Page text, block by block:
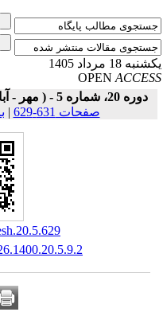
18 مرداد 1405
OPEN
دوره 20، شماره 5 - ( مهر - آبان 1400 )
صفحات 631-629
|